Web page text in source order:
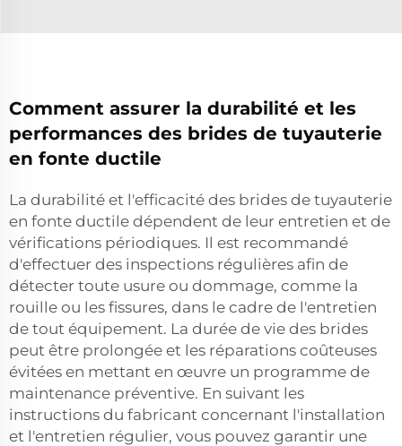
Comment assurer la durabilité et les
performances des brides de tuyauterie
en fonte ductile
La durabilité et l'efficacité des brides de tuyauterie
en fonte ductile dépendent de leur entretien et de
vérifications périodiques. Il est recommandé
d'effectuer des inspections régulières afin de
détecter toute usure ou dommage, comme la
rouille ou les fissures, dans le cadre de l'entretien
de tout équipement. La durée de vie des brides
peut être prolongée et les réparations coûteuses
évitées en mettant en œuvre un programme de
maintenance préventive. En suivant les
instructions du fabricant concernant l'installation
et l'entretien régulier, vous pouvez garantir une